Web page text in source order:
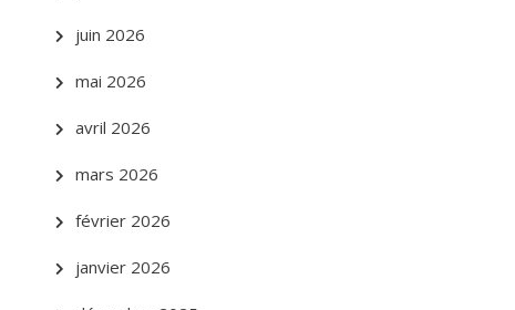
juin 2026
mai 2026
avril 2026
mars 2026
février 2026
janvier 2026